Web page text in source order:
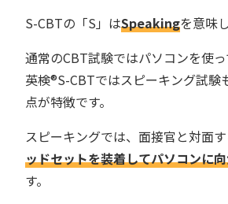
S-CBTの「S」はSpeakingを意味
通常のCBT試験ではパソコンを使っ
英検®︎S-CBTではスピーキング試験
点が特徴です。
スピーキングでは、面接官と対面す
ッドセットを装着してパソコンに
す。